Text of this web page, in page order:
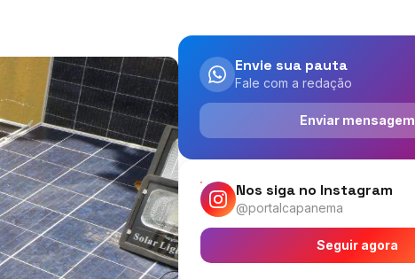
Envie sua pauta
Fale com a redação
Enviar mensagem
Nos siga no Instagram
@portalcapanema
Seguir agora